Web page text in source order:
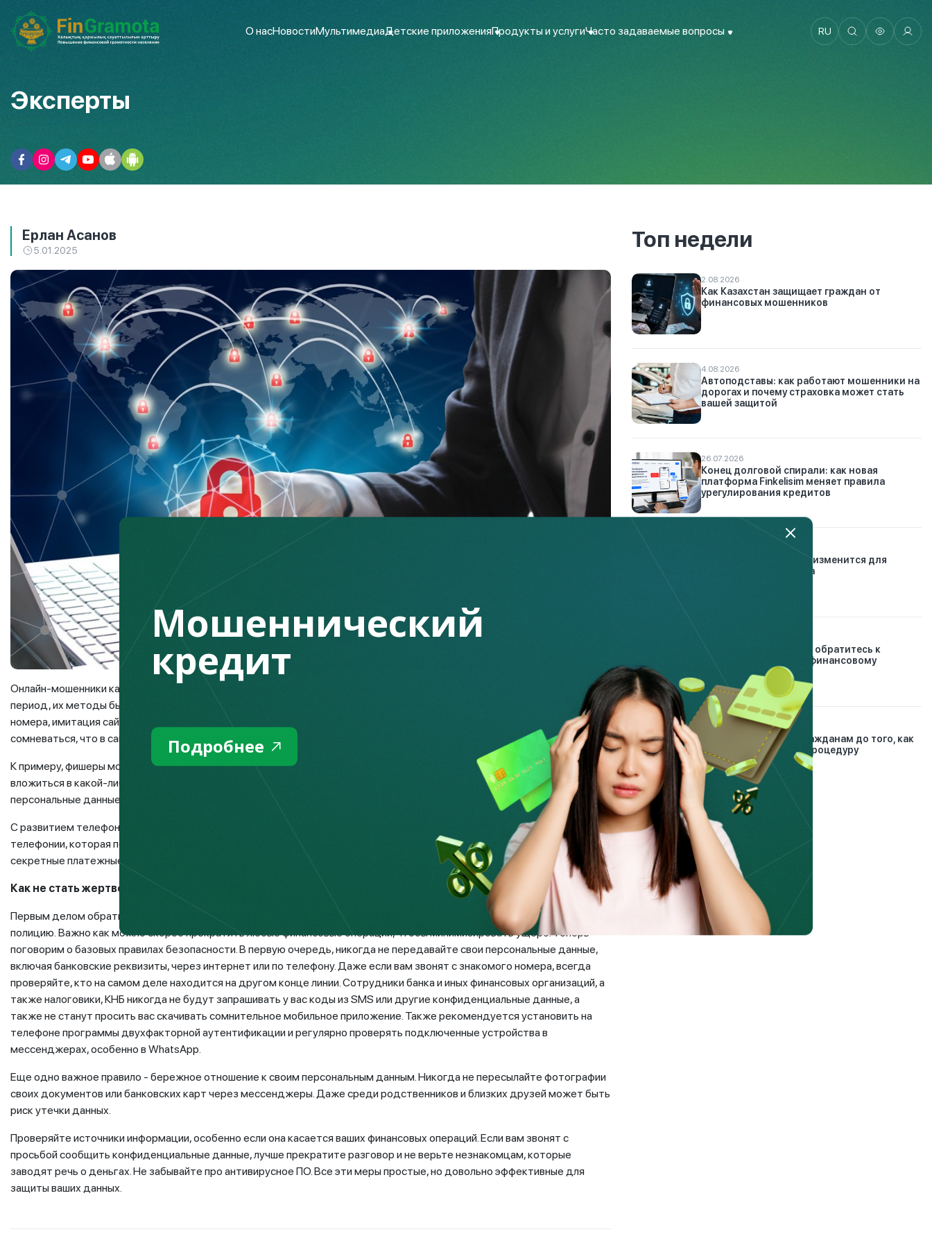
О насНовостиМультимедиаДетские приложенияПродукты и услугиЧасто задаваемые вопросы RU
Эксперты
Ерлан Асанов
5.01.2025
Онлайн-мошенники каждый день осваивают различные способы обмана, и если раньше, в так называемый доцифровой
период, их методы были примитивны, то сейчас ими применяются последние технологии - нейросети, виртуальные
номера, имитация сайтов и сервисов известных банков. Как только появляется новая технология, можно не
сомневаться, что в самое ближайшее время злоумышленники воспользуются ею в своих целях.
К примеру, фишеры могут создавать сайт известной компании и от ее имени рассылать сообщения, ссылки, с просьбой
вложиться в какой-либо проект или оказать помощь нуждающимся. Граждане попадаются на это и выдают свои
персональные данные, в том числе информацию о карточках и счетах.
С развитием телефонии появился вишинг, где мошенники общаются через телефон. Одна из схем – использование SIP-
телефонии, которая позволяет дублировать номера фирм или обычных граждан и от их имени просить предоставить
секретные платежные сведения.
Как не стать жертвой интернет-мошенников?
Первым делом обратитесь в банк, чтобы заблокировать счета и карты. Только после этого подавайте заявление в
полицию. Важно как можно скорее прекратить любые финансовые операции, чтобы минимизировать ущерб. Теперь
поговорим о базовых правилах безопасности. В первую очередь, никогда не передавайте свои персональные данные,
включая банковские реквизиты, через интернет или по телефону. Даже если вам звонят с знакомого номера, всегда
проверяйте, кто на самом деле находится на другом конце линии. Сотрудники банка и иных финансовых организаций, а
также налоговики, КНБ никогда не будут запрашивать у вас коды из SMS или другие конфиденциальные данные, а
также не станут просить вас скачивать сомнительное мобильное приложение. Также рекомендуется установить на
телефоне программы двухфакторной аутентификации и регулярно проверять подключенные устройства в
мессенджерах, особенно в WhatsApp.
Еще одно важное правило - бережное отношение к своим персональным данным. Никогда не пересылайте фотографии
своих документов или банковских карт через мессенджеры. Даже среди родственников и близких друзей может быть
риск утечки данных.
Проверяйте источники информации, особенно если она касается ваших финансовых операций. Если вам звонят с
просьбой сообщить конфиденциальные данные, лучше прекратите разговор и не верьте незнакомцам, которые
заводят речь о деньгах. Не забывайте про антивирусное ПО. Все эти меры простые, но довольно эффективные для
защиты ваших данных.
Топ недели
2.08.2026
Как Казахстан защищает граждан от
финансовых мошенников
4.08.2026
Автоподставы: как работают мошенники на
дорогах и почему страховка может стать
вашей защитой
26.07.2026
Конец долговой спирали: как новая
платформа Finkelisim меняет правила
урегулирования кредитов
Автострахование: что изменится для
водителей с 2026 года
Проблемные кредиты: обратитесь к
банковскому и микрофинансовому
омбудсманам
6.03.2023
Что нужно сделать гражданам до того, как
подать заявление на процедуру
банкротства
Мошеннический
кредит
Подробнее